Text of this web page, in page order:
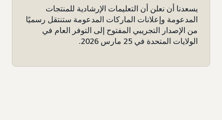
يسعدنا أن نعلن أن التعليمات الإرشادية للمنتجات
المدعومة وإعلانات الماركات المدعومة ستنتقل رسميًا
من الإصدار التجريبي المفتوح إلى التوفر العام في
الولايات المتحدة في 25 مارس 2026.